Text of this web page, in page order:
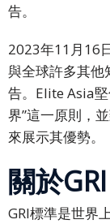
告。
2023年11月16
與全球許多其他
告。Elite Asia
界”這一原則，
來展示其優勢。
關於GRI
GRI標準是世界
解
方
案
主
要
解
決
方
案